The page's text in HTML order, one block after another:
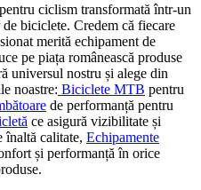
ciclism transformată într-un
biciclete. Credem că fiecare
merită echipament de
pe piața românească produse
universul nostru și alege din
noastre: Biciclete MTB pentru
de performanță pentru
ce asigură vizibilitate și
înaltă calitate, Echipamente
și performanță în orice